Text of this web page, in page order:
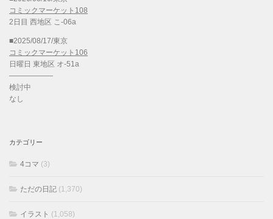
コミックマーケット108
2日目 西地区 こ-06a
■2025/08/17/東京
コミックマーケット106
日曜日 東地区 オ-51a
——————
検討中
なし
カテゴリー
4コマ (3)
ただの日記 (1,370)
イラスト (1,058)